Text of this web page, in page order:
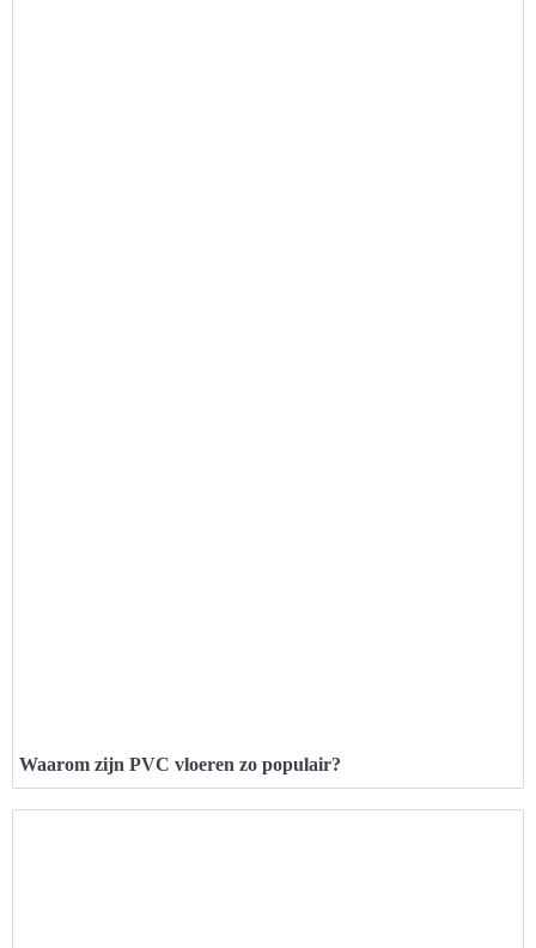
Waarom zijn PVC vloeren zo populair?